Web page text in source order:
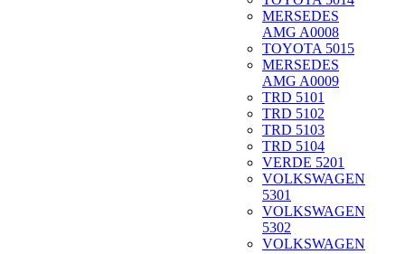
MERSEDES
AMG A0008
TOYOTA 5015
MERSEDES
AMG A0009
TRD 5101
TRD 5102
TRD 5103
TRD 5104
VERDE 5201
VOLKSWAGEN
5301
VOLKSWAGEN
5302
VOLKSWAGEN